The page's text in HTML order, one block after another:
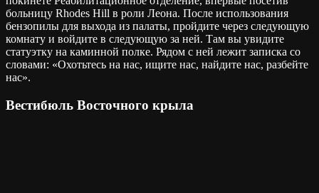
больницу Rhodes Hill в роли Леона. После использования
бензопилы для выхода из палаты, пройдите через следующую
комнату и войдите в следующую за ней. Там вы увидите
статуэтку на каминной полке. Рядом с ней лежит записка со
словами: «Охотьтесь на нас, ищите нас, найдите нас, разбейте
нас».
Вестибюль Восточного крыла